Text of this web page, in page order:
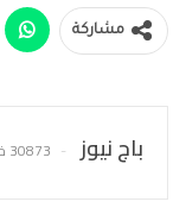
مشاركة
باج نيوز 30873 خبر